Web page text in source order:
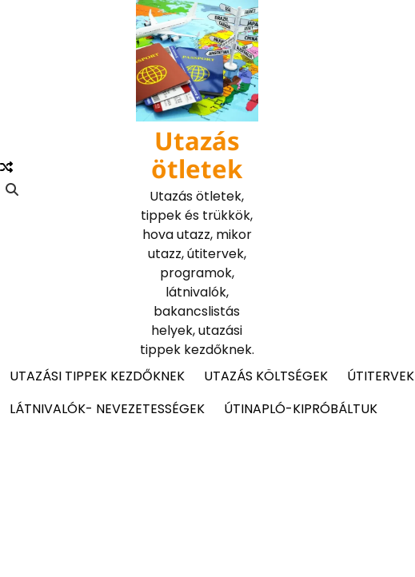
Utazás
ötletek
Utazás ötletek,
tippek és trükkök,
hova utazz, mikor
utazz, útitervek,
programok,
látnivalók,
bakancslistás
helyek, utazási
tippek kezdőknek.
UTAZÁSI TIPPEK KEZDŐKNEK
UTAZÁS KÖLTSÉGEK ÚTITERVEK
LÁTNIVALÓK- NEVEZETESSÉGEK
ÚTINAPLÓ-KIPRÓBÁLTUK